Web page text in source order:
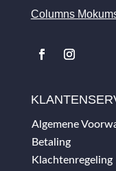
Columns
Algemene
Betaling
Klachtenregeling